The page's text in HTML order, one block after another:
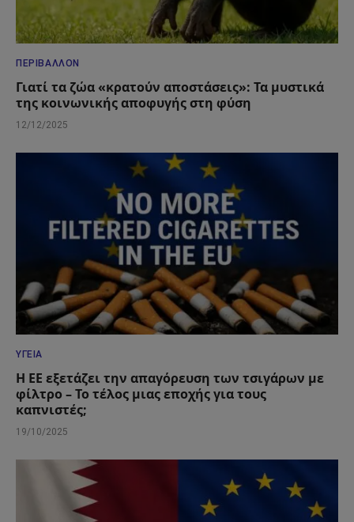
ΠΕΡΙΒΆΛΛΟΝ
Γιατί τα ζώα «κρατούν αποστάσεις»: Τα μυστικά
της κοινωνικής αποφυγής στη φύση
12/12/2025
ΥΓΕΊΑ
Η ΕΕ εξετάζει την απαγόρευση των τσιγάρων με
φίλτρο – Το τέλος μιας εποχής για τους
καπνιστές;
19/10/2025